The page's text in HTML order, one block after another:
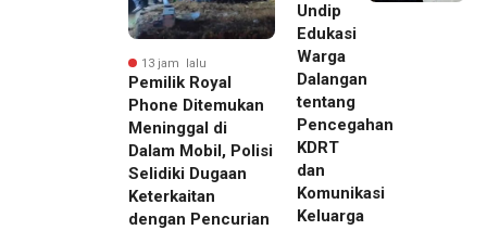
13 jam lalu
Pemilik Royal
Phone Ditemukan
Meninggal di
Dalam Mobil, Polisi
Selidiki Dugaan
Keterkaitan
dengan Pencurian
Undip
Edukasi
Warga
Dalangan
tentang
Pencegahan
KDRT
dan
Komunikasi
Keluarga